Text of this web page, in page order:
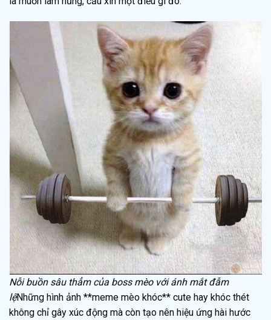
Nỗi buồn sâu thẳm của boss mèo với ánh mắt đẫm
lệNhững hình ảnh **meme mèo khóc** cute hay khóc thét
không chỉ gây xúc động mà còn tạo nên hiệu ứng hài hước